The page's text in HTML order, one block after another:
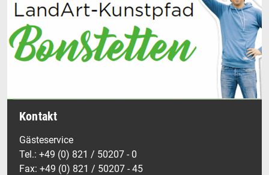
Kontakt
Gästeservice
Tel.: +49 (0) 821 / 50207 - 0
Fax: +49 (0) 821 / 50207 - 45